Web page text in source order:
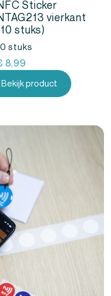
Sticker
vierkant
stuks)
stuks
8,99
Bekijk product